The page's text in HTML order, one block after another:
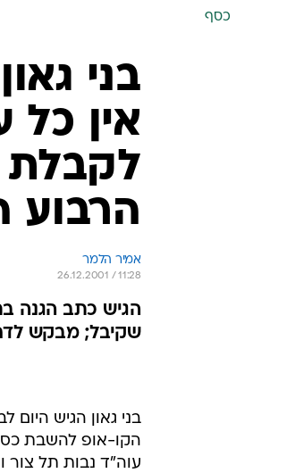
כסף
בני
אין כל
לקבלת
הרבוע
אמיר הלמר
26.12.2001 / 11:28
שקיבל; מבקש
בני גאון הגיש
הקו-אופ להשבת
עוה"ד נבות תל צור